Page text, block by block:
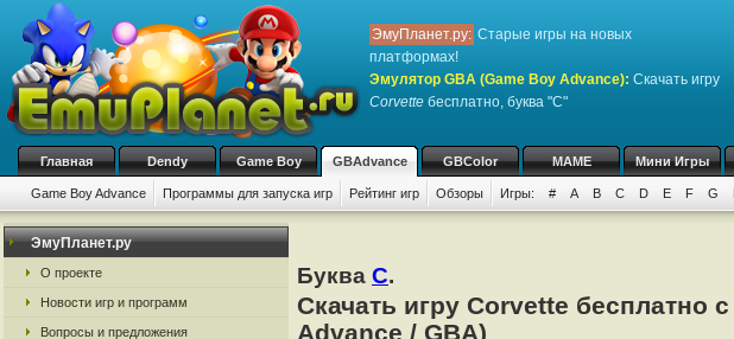
ЭмуПланет.ру: Старые игры на новых
платформах!
Эмулятор GBA (Game Boy Advance): Скачать игру
Corvette бесплатно, буква "C"
Главная Dendy Game Boy GBAdvance GBColor MAME Мини Игры
Game Boy Advance Программы для запуска игр Рейтинг игр Обзоры Игры: # A B C D E F G
ЭмуПланет.ру
О проекте
Новости игр и программ
Вопросы и предложения
Буква C.
Скачать игру Corvette бесплатно
Advance / GBA)